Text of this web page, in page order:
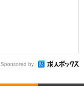
Sponsored by